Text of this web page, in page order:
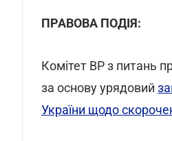
ПРАВОВА ПОДІЯ:
Комітет ВР з питань
за основу урядовий
України щодо